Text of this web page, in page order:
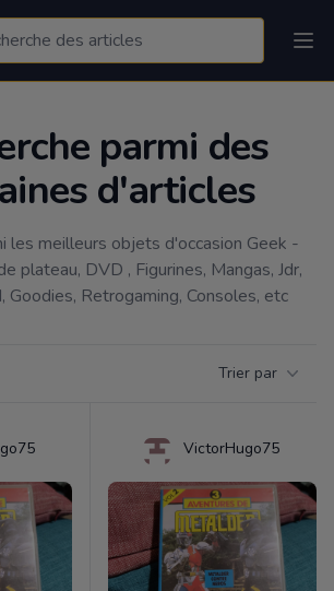
parmi des
d'articles
les meilleurs objets d'occasion Geek -
plateau, DVD , Figurines, Mangas, Jdr,
Goodies, Retrogaming, Consoles, etc
Trier par
VictorHugo75